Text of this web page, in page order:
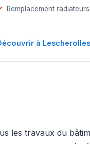
Remplacement radiateurs
à Lescherolles
les travaux du